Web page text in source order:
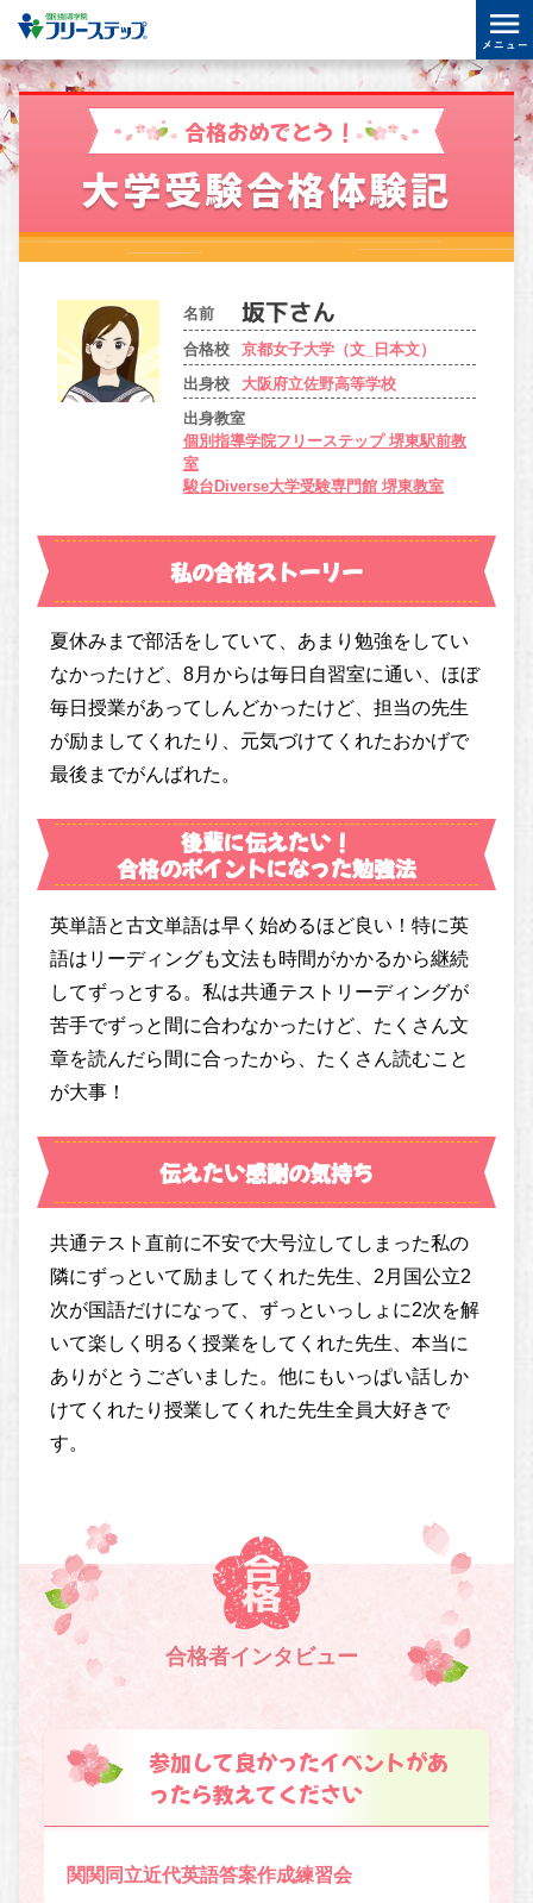
合格おめでとう！
大学受験合格体験記
名前
合格校
京都女子大学（文_日本文）
出身校
大阪府立佐野高等学校
出身教室
個別指導学院フリーステップ 堺東駅前教
室
駿台Diverse大学受験専門館 堺東教室
私の合格ストーリー
夏休みまで部活をしていて、あまり勉強をしてい
なかったけど、8月からは毎日自習室に通い、ほぼ
毎日授業があってしんどかったけど、担当の先生
が励ましてくれたり、元気づけてくれたおかげで
最後までがんばれた。
後輩に伝えたい！
合格のポイントになった勉強法
英単語と古文単語は早く始めるほど良い！特に英
語はリーディングも文法も時間がかかるから継続
してずっとする。私は共通テストリーディングが
苦手でずっと間に合わなかったけど、たくさん文
章を読んだら間に合ったから、たくさん読むこと
が大事！
伝えたい感謝の気持ち
共通テスト直前に不安で大号泣してしまった私の
隣にずっといて励ましてくれた先生、2月国公立2
次が国語だけになって、ずっといっしょに2次を解
いて楽しく明るく授業をしてくれた先生、本当に
ありがとうございました。他にもいっぱい話しか
けてくれたり授業してくれた先生全員大好きで
す。
合格者インタビュー
参加して良かったイベントがあ
ったら教えてください
関関同立近代英語答案作成練習会